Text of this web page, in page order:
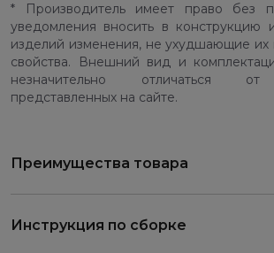
* Производитель имеет право без
уведомления вносить в конструкцию
изделий изменения, не ухудшающие их
свойства. Внешний вид и
незначительно отличаться от
представленных на сайте.
Преимущества товара
Инструкция по сборке